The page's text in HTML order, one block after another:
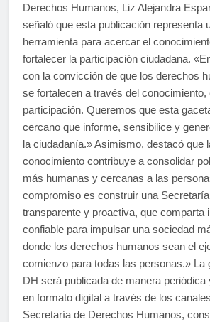
Derechos Humanos, Liz Alejandra
señaló que esta publicación representa
herramienta para acercar el
fortalecer la participación ciudadana.
con la convicción de que los derechos
se fortalecen a través del conocimiento,
participación. Queremos que esta
cercano que informe, sensibilice y
la ciudadanía.» Asimismo, destacó que
conocimiento contribuye a consolidar
más humanas y cercanas a las
compromiso es construir una
transparente y proactiva, que comparta
confiable para impulsar una sociedad
donde los derechos humanos sean el
comienzo para todas las personas.» La
DH será publicada de manera periódica
en formato digital a través de los
Secretaría de Derechos Humanos,